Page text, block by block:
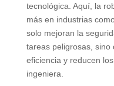
tecnológica. Aquí, la
más en industrias
solo mejoran la
tareas peligrosas, sino
eficiencia y reducen
ingeniera.